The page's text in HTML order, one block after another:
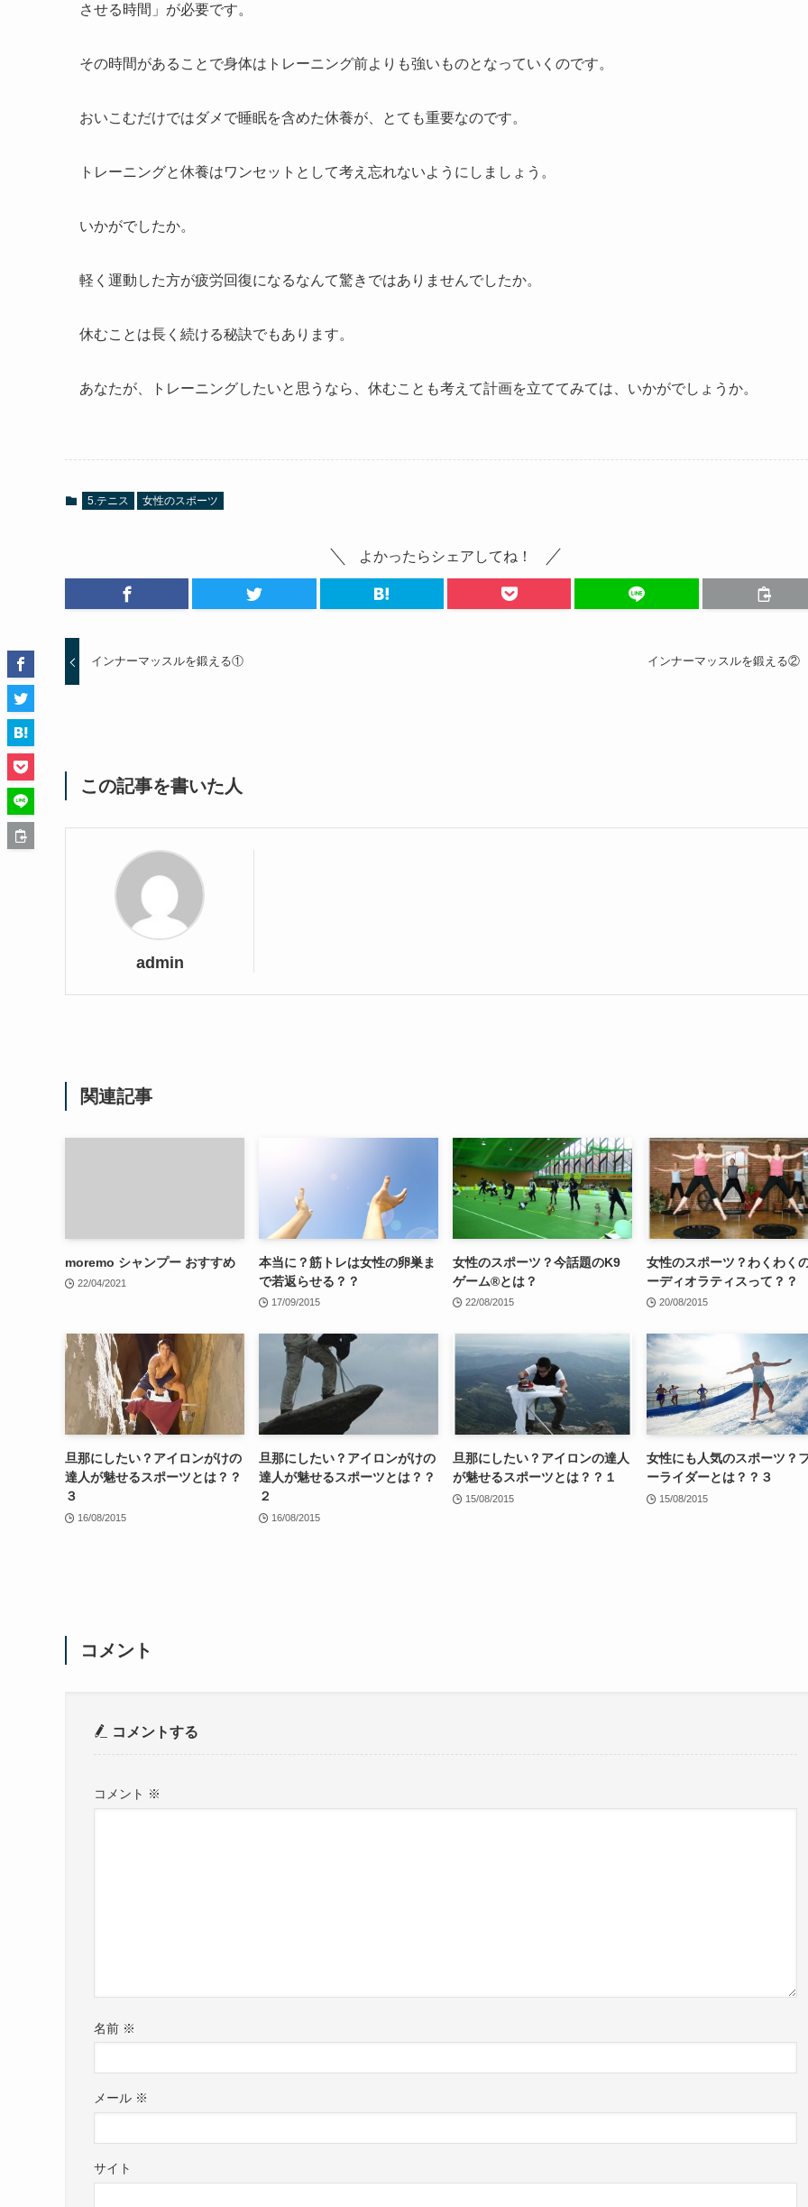
させる時間」が必要です。
その時間があることで身体はトレーニング前よりも強いものとなっていくのです。
おいこむだけではダメで睡眠を含めた休養が、とても重要なのです。
トレーニングと休養はワンセットとして考え忘れないようにしましょう。
いかがでしたか。
軽く運動した方が疲労回復になるなんて驚きではありませんでしたか。
休むことは長く続ける秘訣でもあります。
あなたが、トレーニングしたいと思うなら、休むことも考えて計画を立ててみては、いかがでしょうか。
5.テニス 女性のスポーツ
よかったらシェアしてね！
インナーマッスルを鍛える① インナーマッスルを鍛える②
この記事を書いた人
admin
関連記事
moremo シャンプー おすすめ
22/04/2021
本当に？筋トレは女性の卵巣ま
で若返らせる？？
17/09/2015
女性のスポーツ？今話題のK9
ゲーム®とは？
22/08/2015
女性のスポーツ？わくわく
ーディオラティスって？？
20/08/2015
旦那にしたい？アイロンがけの
達人が魅せるスポーツとは？？
３
16/08/2015
旦那にしたい？アイロンがけの
達人が魅せるスポーツとは？？
２
16/08/2015
旦那にしたい？アイロンの達人
が魅せるスポーツとは？？１
15/08/2015
女性にも人気のスポーツ？
ーライダーとは？？３
15/08/2015
コメント
コメントする
コメント ※
名前 ※
メール ※
サイト